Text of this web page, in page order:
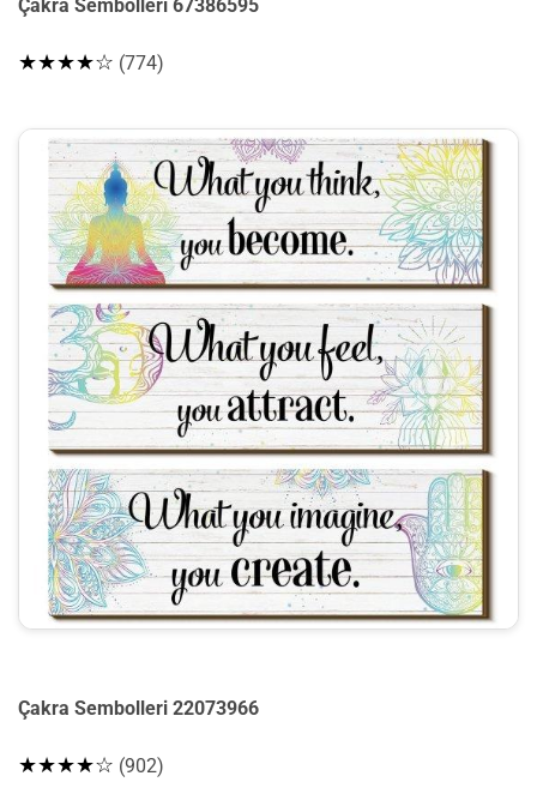
Çakra Sembolleri 67386595
★★★★☆ (774)
Çakra Sembolleri 22073966
★★★★☆ (902)